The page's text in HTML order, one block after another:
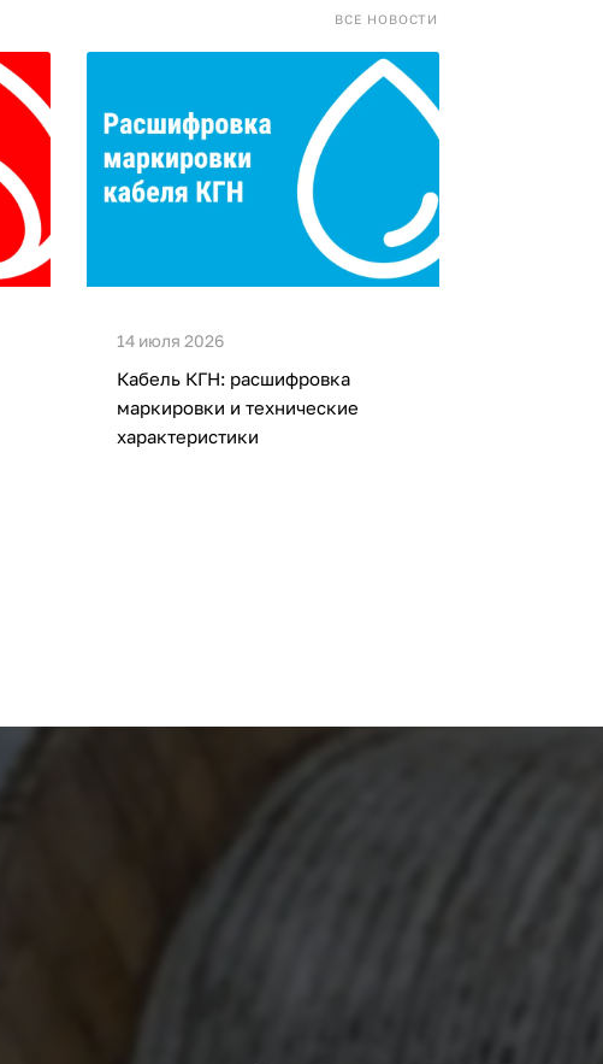
ВСЕ НОВОСТИ
14 июля 2026
Кабель КГН: расшифровка
маркировки и технические
характеристики